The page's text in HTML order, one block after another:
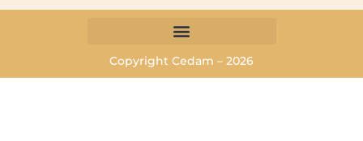
Copyright Cedam – 2026